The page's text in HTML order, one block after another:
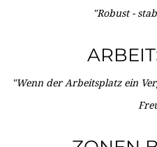
"Robust -
"Wenn der Arbeitsplatz ein